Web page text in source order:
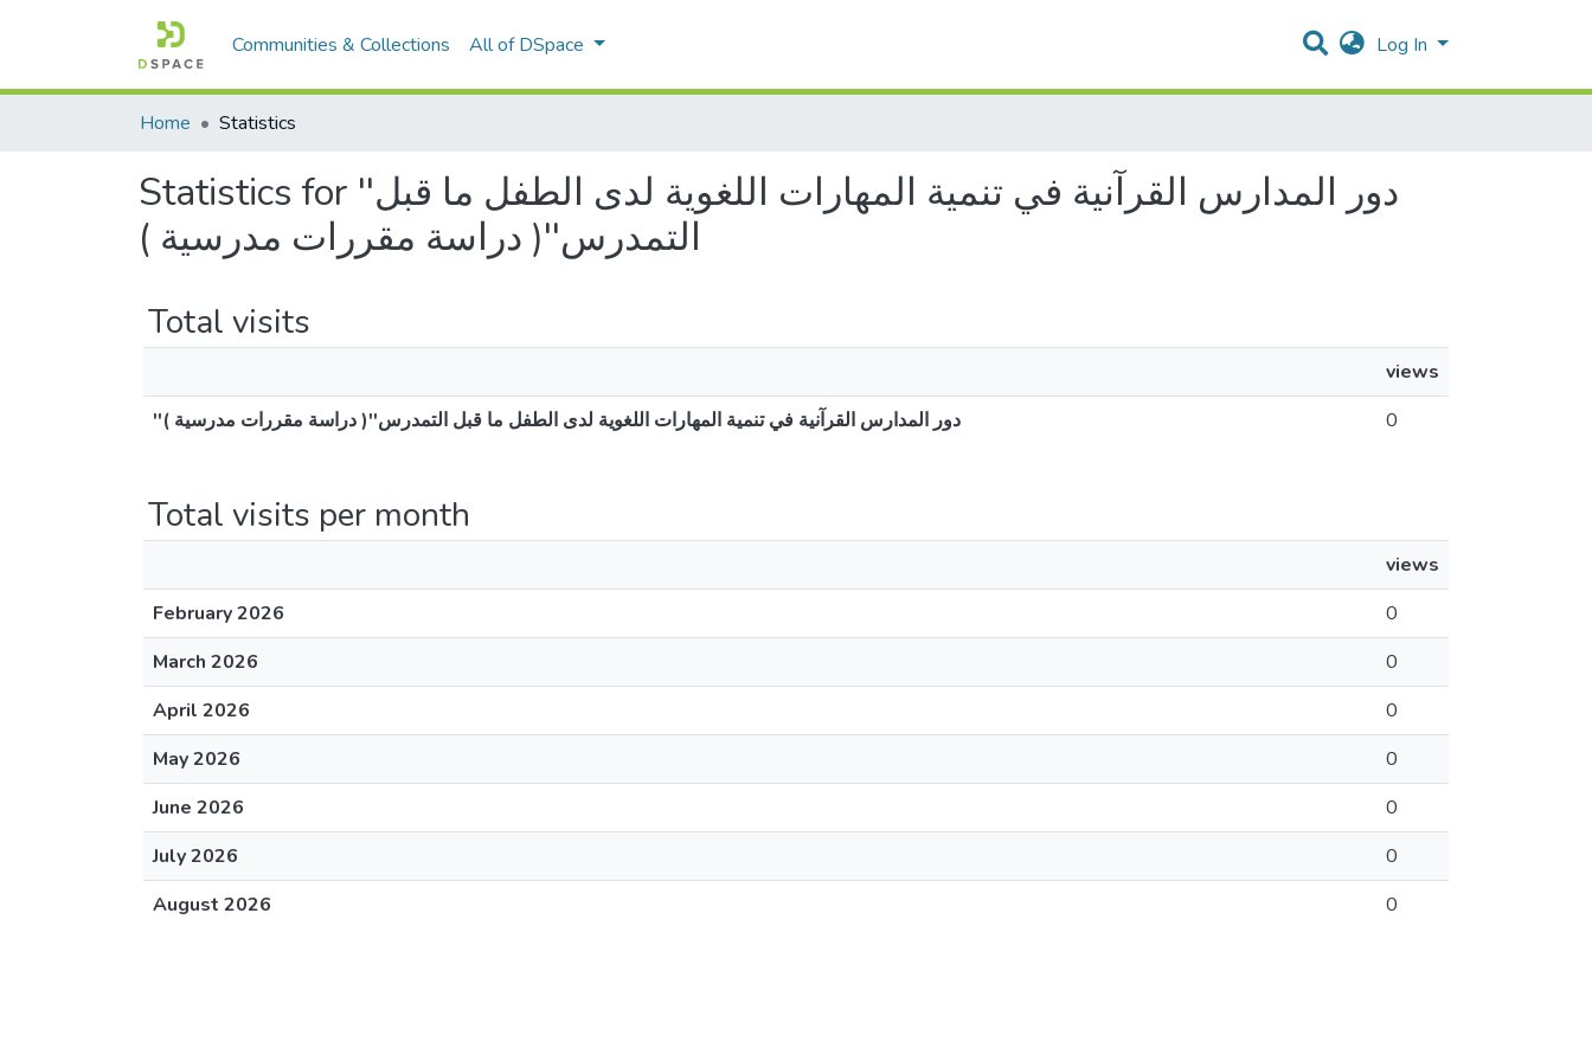
Communities & Collections All of DSpace Log In
Home Statistics
Statistics for ''دور المدارس القرآنية في تنمية المهارات اللغوية لدى الطفل ما قبل
التمدرس''( دراسة مقررات مدرسية )
Total visits
views
''دور المدارس القرآنية في تنمية المهارات اللغوية لدى الطفل ما قبل التمدرس''( دراسة مقررات مدرسية )
0
Total visits per month
views
February 2026
0
March 2026
0
April 2026
0
May 2026
0
June 2026
0
July 2026
0
August 2026
0